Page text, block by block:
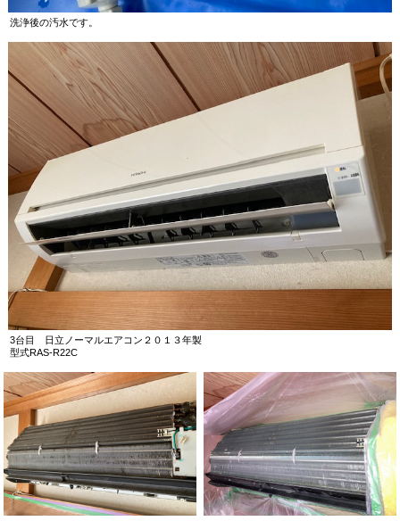
洗浄後の汚水です。
3台目 日立ノーマルエアコン２０１３年製
型式RAS-R22C